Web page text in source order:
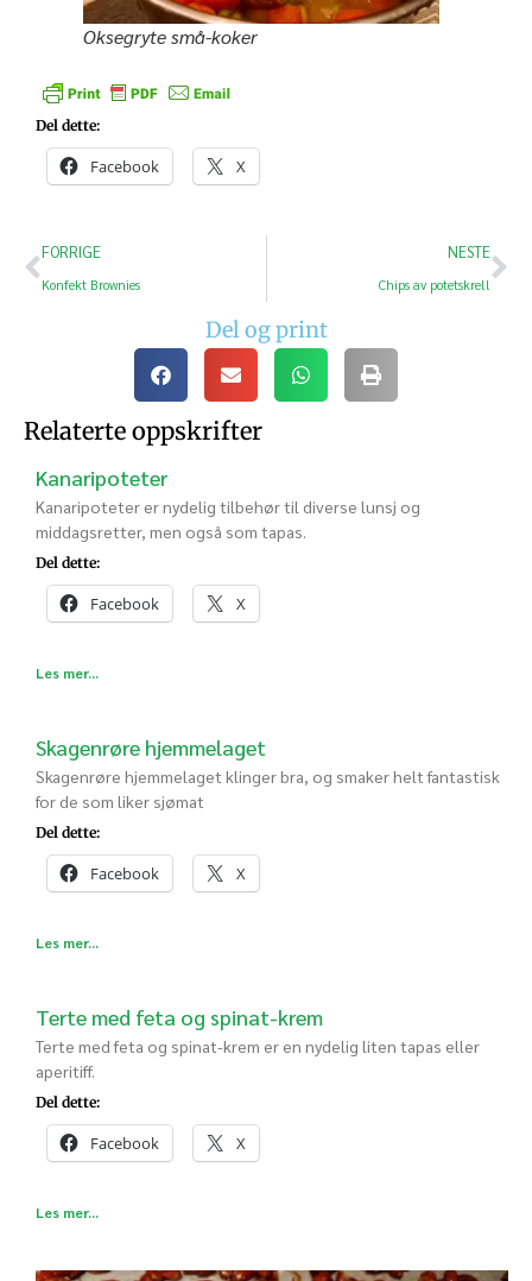
Oksegryte små-koker
Del dette:
Facebook X
FORRIGE
Konfekt Brownies
NESTE
Chips av potetskrell
Del og print
Relaterte oppskrifter
Kanaripoteter
Kanaripoteter er nydelig tilbehør til diverse lunsj og
middagsretter, men også som tapas.
Del dette:
Facebook X
Les mer...
Skagenrøre hjemmelaget
Skagenrøre hjemmelaget klinger bra, og smaker helt fantastisk
for de som liker sjømat
Del dette:
Facebook X
Les mer...
Terte med feta og spinat-krem
Terte med feta og spinat-krem er en nydelig liten tapas eller
aperitiff.
Del dette:
Facebook X
Les mer...